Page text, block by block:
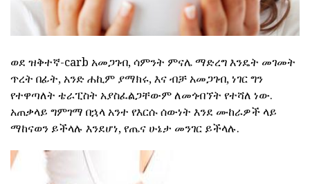
ወደ ዝቅተኛ-carb አመጋገብ, ሳምንት ምናሌ ማድረግ እንዴት መገመት
ጥረት በፊት, አንድ ሐኪም ያማክሩ, እና ብቻ አመጋገብ, ነገር ግን
የተዋጣለት ቴራፒስት አያስፈልጋቸውም ለመጎብኘት የተሻለ ነው.
አጠቃላይ ግምገማ በኋላ አንተ የእርሱ ሰውነት እንደ ሙከራዎች ላይ
ማከናወን ይችላሉ እንደሆነ, የጤና ሁኔታ መንገር ይችላሉ.